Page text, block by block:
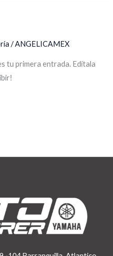
/ANGELICAMEX
tu primera entrada. Edítala